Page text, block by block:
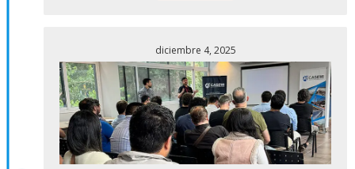
diciembre 4, 2025